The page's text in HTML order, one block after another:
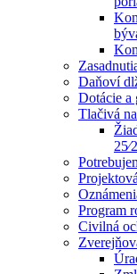
Daňoví
Dotácie a
Tlačivá
Program
Civilná